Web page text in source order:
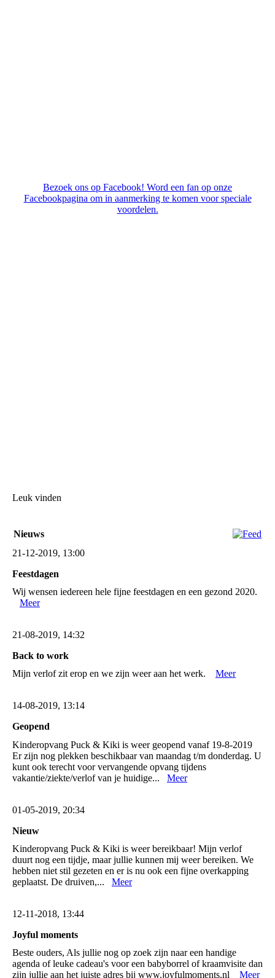
Bezoek ons op Facebook! Word een fan op onze
Facebookpagina om in aanmerking te komen voor speciale
voordelen.
Leuk vinden
Nieuws
21-12-2019, 13:00
Feestdagen
Wij wensen iedereen hele fijne feestdagen en een gezond 2020.
Meer
21-08-2019, 14:32
Back to work
Mijn verlof zit erop en we zijn weer aan het werk. Meer
14-08-2019, 13:14
Geopend
Kinderopvang Puck & Kiki is weer geopend vanaf 19-8-2019
Er zijn nog plekken beschikbaar van maandag t/m donderdag. U
kunt ook terecht voor vervangende opvang tijdens
vakantie/ziekte/verlof van je huidige... Meer
01-05-2019, 20:34
Nieuw
Kinderopvang Puck & Kiki is weer bereikbaar! Mijn verlof
duurt nog een tijdje, maar jullie kunnen mij weer bereiken. We
hebben niet stil gezeten en er is nu ook een fijne overkapping
geplaatst. De druiven,... Meer
12-11-2018, 13:44
Joyful moments
Beste ouders, Als jullie nog op zoek zijn naar een handige
agenda of leuke cadeau's voor een babyborrel of kraamvisite dan
zijn jullie aan het juiste adres bij www.joyfulmoments.nl Meer